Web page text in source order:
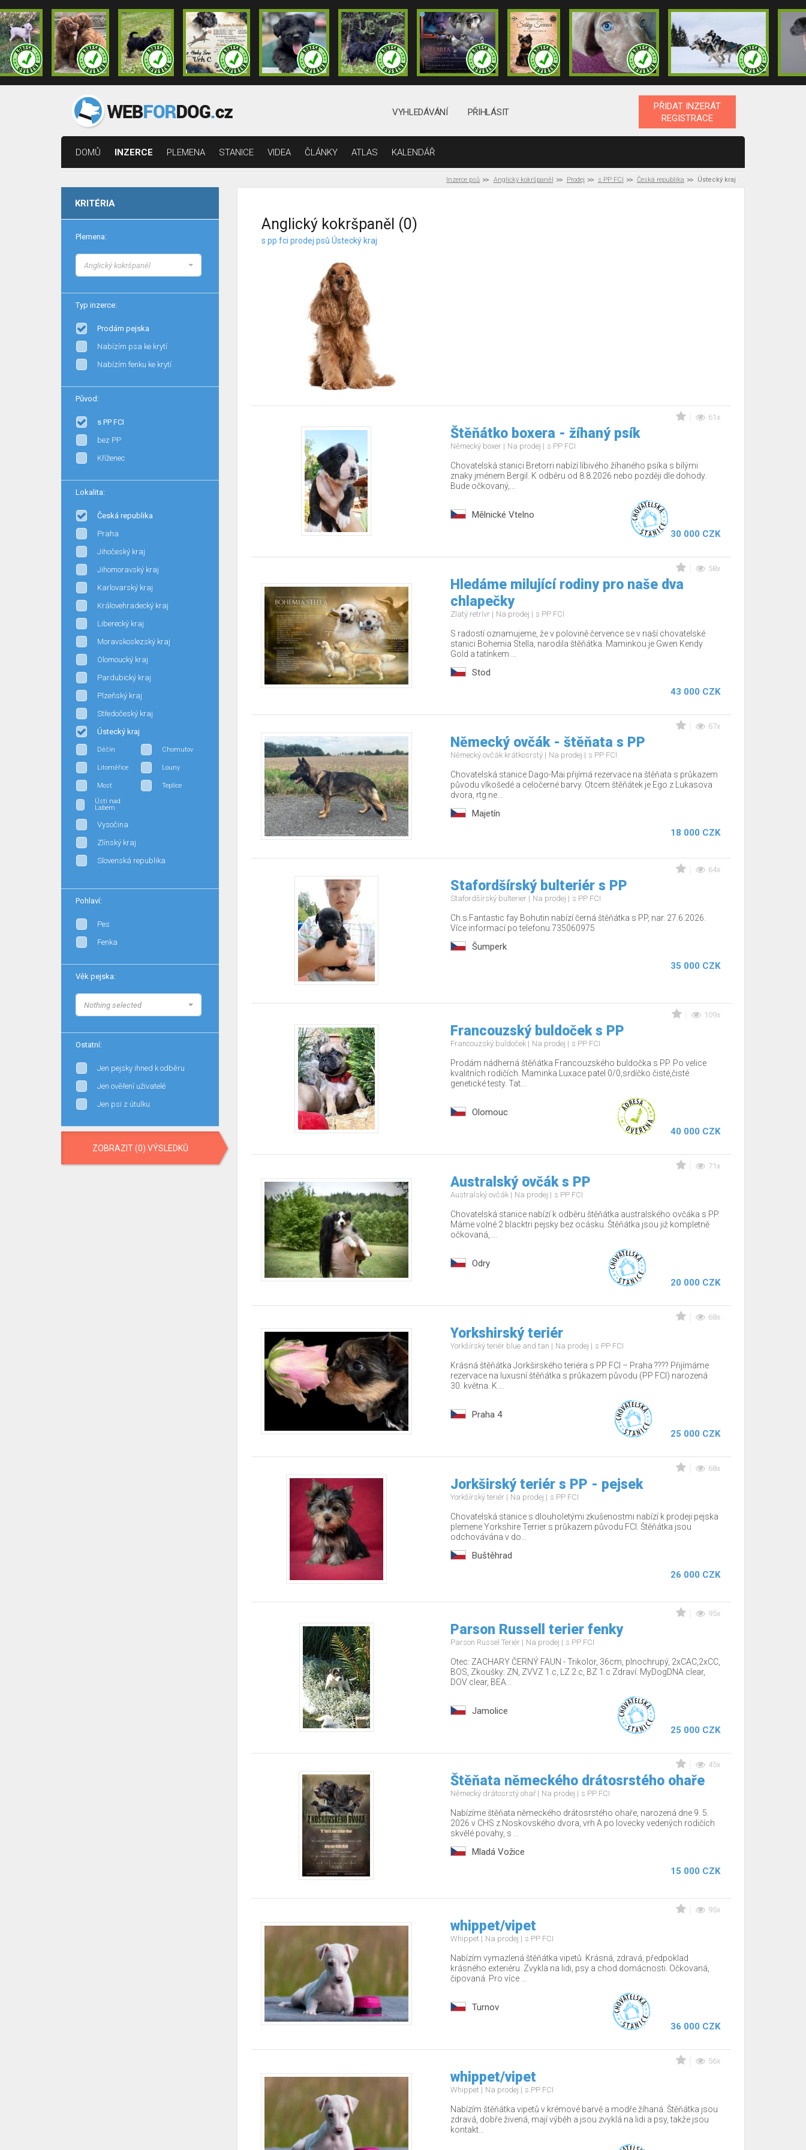
VYHLEDÁVÁNÍ PŘIHLÁSIT
PŘIDAT INZERÁT
REGISTRACE
DOMŮ INZERCE PLEMENA STANICE VIDEA ČLÁNKY ATLAS KALENDÁŘ
Inzerce psů Anglický kokršpaněl Prodej s PP FCI Česká republika Ústecký kraj
KRITÉRIA
Plemena:
Anglický kokršpaněl
Typ inzerce:
Prodám pejska
Nabízím psa ke krytí
Nabízím fenku ke krytí
Původ:
s PP FCI
bez PP
Kříženec
Lokalita:
Česká republika
Praha
Jihočeský kraj
Jihomoravský kraj
Karlovarský kraj
Královehradecký kraj
Liberecký kraj
Moravskoslezský kraj
Olomoucký kraj
Pardubický kraj
Plzeňský kraj
Středočeský kraj
Ústecký kraj
Děčín Chomutov
Litoměřice Louny
Most Teplice
Ústí nad
Labem
Vysočina
Zlínský kraj
Slovenská republika
Pohlaví:
Pes
Fenka
Věk pejska:
Nothing selected
Ostatní:
Jen pejsky ihned k odběru
Jen ověření uživatelé
Jen psi z útulku
ZOBRAZIT (0) VÝSLEDKŮ
Anglický kokršpaněl (0)
s pp fci prodej psů Ústecký kraj
61x
Štěňátko boxera - žíhaný psík
Německý boxer Na prodej s PP FCI
Chovatelská stanici Bretorri nabízí líbivého žíhaného psíka s bílými
znaky jménem Bergil. K odběru od 8.8.2026 nebo později dle dohody.
Bude očkovaný,...
Mělnické Vtelno
30 000 CZK
58x
Hledáme milující rodiny pro naše dva
chlapečky
Zlatý retrívr Na prodej s PP FCI
S radostí oznamujeme, že v polovině července se v naší chovatelské
stanici Bohemia Stella, narodila štěňátka. Maminkou je Gwen Kendy
Gold a tatínkem ...
Stod
43 000 CZK
67x
Německý ovčák - štěňata s PP
Německý ovčák krátkosrstý Na prodej s PP FCI
Chovatelská stanice Dago-Mai přijímá rezervace na štěňata s průkazem
původu vlkošedé a celočerné barvy. Otcem štěňátek je Ego z Lukasova
dvora, rtg.ne...
Majetín
18 000 CZK
64x
Stafordšírský bulteriér s PP
Stafordšírský bulterier Na prodej s PP FCI
Ch.s.Fantastic fay Bohutin nabízí černá štěňátka s PP, nar. 27.6.2026.
Více informací po telefonu.735060975
Šumperk
35 000 CZK
109x
Francouzský buldoček s PP
Francouzský buldoček Na prodej s PP FCI
Prodám nádherná štěňátka Francouzského buldočka s PP. Po velice
kvalitních rodičích. Maminka Luxace patel 0/0,srdíčko čisté,čisté
genetické testy. Tat...
Olomouc
40 000 CZK
71x
Australský ovčák s PP
Australský ovčák Na prodej s PP FCI
Chovatelská stanice nabízí k odběru štěňátka australského ovčáka s PP.
Máme volné 2 blacktri pejsky bez ocásku. Štěňátka jsou již kompletně
očkovaná, ...
Odry
20 000 CZK
68x
Yorkshirský teriér
Yorkšírský teriér blue and tan Na prodej s PP FCI
Krásná štěňátka Jorkširského teriéra s PP FCI – Praha ???? Přijímáme
rezervace na luxusní štěňátka s průkazem původu (PP FCI) narozená
30. května. K ...
Praha 4
25 000 CZK
68x
Jorkširský teriér s PP - pejsek
Yorkšírský teriér Na prodej s PP FCI
Chovatelská stanice s dlouholetými zkušenostmi nabízí k prodeji pejska
plemene Yorkshire Terrier s průkazem původu FCI. Štěňátka jsou
odchovávána v do...
Buštěhrad
26 000 CZK
95x
Parson Russell terier fenky
Parson Russel Teriér Na prodej s PP FCI
Otec: ZACHARY ČERNÝ FAUN - Trikolor, 36cm, plnochrupý, 2xCAC,2xCC,
BOS, Zkoušky: ZN, ZVVZ 1.c, LZ 2.c, BZ 1.c Zdraví: MyDogDNA clear,
DOV clear, BEA...
Jamolice
25 000 CZK
45x
Štěňata německého drátosrstého ohaře
Německý drátosrstý ohař Na prodej s PP FCI
Nabízíme štěňata německého drátosrstého ohaře, narozená dne 9. 5.
2026 v CHS z Noskovského dvora, vrh A po lovecky vedených rodičích
skvělé povahy, s ...
Mladá Vožice
15 000 CZK
95x
whippet/vipet
Whippet Na prodej s PP FCI
Nabízím vymazlená štěňátka vipetů. Krásná, zdravá, předpoklad
krásného exteriéru. Zvykla na lidi, psy a chod domácnosti. Očkovaná,
čipovaná. Pro více ...
Turnov
36 000 CZK
56x
whippet/vipet
Whippet Na prodej s PP FCI
Nabízím štěňátka vipetů v krémové barvě a modře žíhaná. Štěňátka jsou
zdravá, dobře živená, mají výběh a jsou zvyklá na lidi a psy, takže jsou
kontakt...